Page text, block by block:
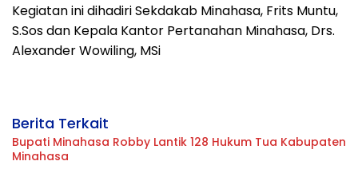
Kegiatan ini dihadiri Sekdakab Minahasa, Frits Muntu,
S.Sos dan Kepala Kantor Pertanahan Minahasa, Drs.
Alexander Wowiling, MSi
Berita Terkait
Bupati Minahasa Robby Lantik 128 Hukum Tua Kabupaten
Minahasa